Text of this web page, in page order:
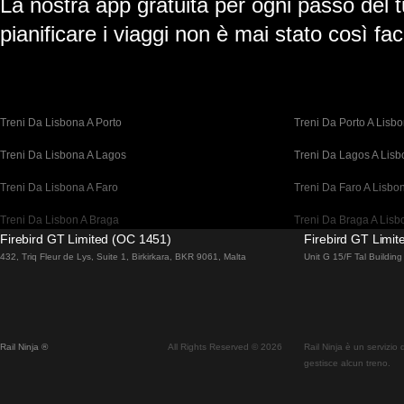
La nostra app gratuita per ogni passo del
pianificare i viaggi non è mai stato così
Treni Da Lisbona A Porto Treni Da Porto A
Treni Da Lisbona A Lagos Treni Da Lagos A
Treni Da Lisbona A Faro Treni Da Faro A
Treni Da Lisbon A Braga Treni Da Braga A
Treni Da Barcellona A Madrid Treni Da Madrid A
Treni Da Madrid A Siviglia Treni Da Siviglia A
Firebird GT Limited (OC 1451)
432, Triq Fleur de Lys, Suite 1, Birkirkara, BKR 9061, Malta
Firebird GT
Unit G 15/F Tal
Rail Ninja ® All Rights Reserved © 2026
Rail Ninja è un servizio
gestisce alcun treno.